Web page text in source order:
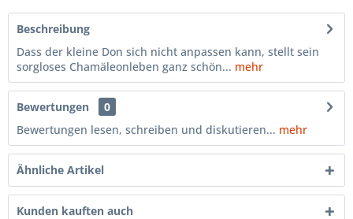
Beschreibung
Dass der kleine Don sich nicht anpassen kann, stellt sein
sorgloses Chamäleonleben ganz schön... mehr
Bewertungen
0
Bewertungen lesen, schreiben und diskutieren... mehr
Ähnliche Artikel
Kunden kauften auch